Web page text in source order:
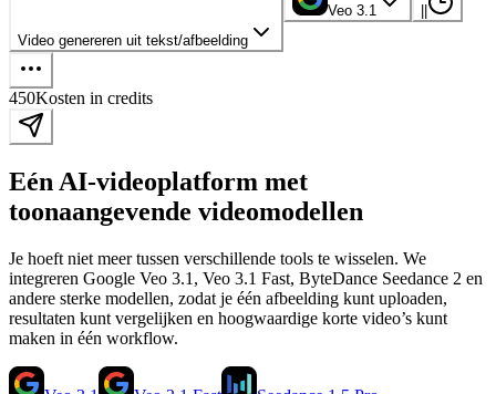
Video genereren uit tekst/afbeelding
Veo 3.1
450Kosten in credits
Eén AI-videoplatform met
toonaangevende videomodellen
Je hoeft niet meer tussen verschillende tools te wisselen. We
integreren Google Veo 3.1, Veo 3.1 Fast, ByteDance Seedance 2 en
andere sterke modellen, zodat je één afbeelding kunt uploaden,
resultaten kunt vergelijken en hoogwaardige korte video’s kunt
maken in één workflow.